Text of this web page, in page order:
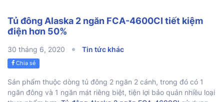
Tủ đông Alaska 2 ngăn FCA-4600CI tiết kiệm
điện hơn 50%
30 tháng 6, 2020 Tin tức khác
Chia sẻ
Sản phẩm thuộc dòng tủ đông 2 ngăn 2 cánh, trong đó có 1
ngăn đông và 1 ngăn mát riêng biệt, tiện lợi bảo quản nhiều loại